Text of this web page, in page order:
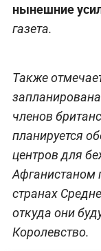
нынешние
газета.
Также
членов
планируется
центров для
Афганистаном
странах
откуда они
Королевство.